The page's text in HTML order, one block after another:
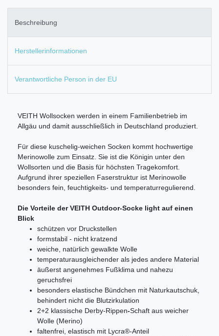
Beschreibung
Herstellerinformationen
Verantwortliche Person in der EU
VEITH Wollsocken werden in einem Familienbetrieb im
Allgäu und damit ausschließlich in Deutschland produziert.
Für diese kuschelig-weichen Socken kommt hochwertige
Merinowolle zum Einsatz. Sie ist die Königin unter den
Wollsorten und die Basis für höchsten Tragekomfort.
Aufgrund ihrer speziellen Faserstruktur ist Merinowolle
besonders fein, feuchtigkeits- und temperaturregulierend.
Die Vorteile der VEITH Outdoor-Socke light auf einen
Blick
schützen vor Druckstellen
formstabil - nicht kratzend
weiche, natürlich gewalkte Wolle
temperaturausgleichender als jedes andere Material
äußerst angenehmes Fußklima und nahezu
geruchsfrei
besonders elastische Bündchen mit Naturkautschuk,
behindert nicht die Blutzirkulation
2+2 klassische Derby-Rippen-Schaft aus weicher
Wolle (Merino)
faltenfrei, elastisch mit Lycra®-Anteil